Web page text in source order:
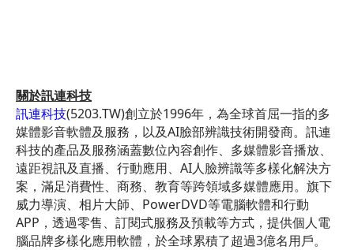
關於訊連科技
訊連科技(5203.TW)創立於1996年，為全球首屈一指的多
媒體影音軟體及服務，以及AI臉部辨識技術開發商。訊連
科技的產品及服務涵蓋數位內容創作、多媒體影音播放、
遠距視訊及直播、行動應用、AI人臉辨識等多樣化解決方
案，滿足消費性、商務、教育等跨領域多媒體應用。旗下
威力導演、相片大師、PowerDVD等電腦軟體和行動
APP，透過零售、訂閱式服務及預載等方式，提供個人電
腦品牌多樣化應用軟體，於全球累積了超過3億名用戶。